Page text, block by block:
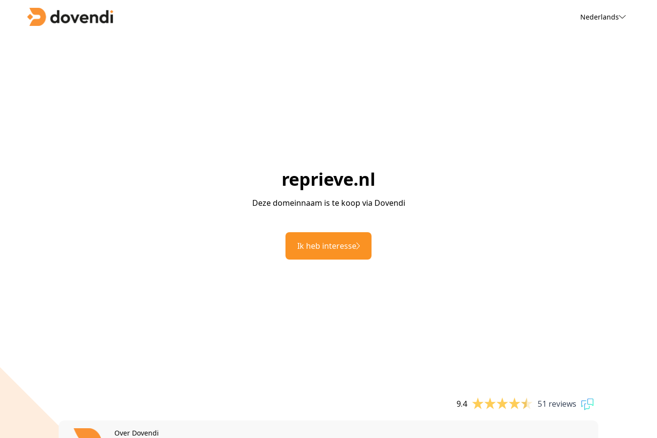
Nederlands
reprieve.nl
Deze domeinnaam is te koop via Dovendi
Ik heb interesse
9.4 51 reviews
Over Dovendi